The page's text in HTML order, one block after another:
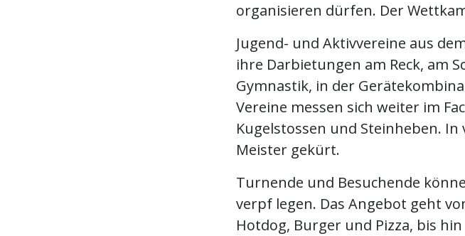
organisieren dürfen. Der
Jugend- und Aktivvereine aus
ihre Darbietungen am Reck, am
Gymnastik, in der
Vereine messen sich weiter im
Kugelstossen und Steinheben.
Meister gekürt.
Turnende und Besuchende
verpf legen. Das Angebot geht
Hotdog, Burger und Pizza, bis